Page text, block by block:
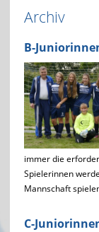
Archiv
B-
immer die
Spielerinnen
Mannschaft
C-